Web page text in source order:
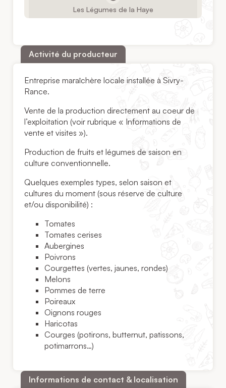
Les Légumes de la Haye
Activité du producteur
Entreprise maraîchère locale installée à Sivry-
Rance.
Vente de la production directement au coeur de
l’exploitation (voir rubrique « Informations de
vente et visites »).
Production de fruits et légumes de saison en
culture conventionnelle.
Quelques exemples types, selon saison et
cultures du moment (sous réserve de culture
et/ou disponibilité) :
Tomates
Tomates cerises
Aubergines
Poivrons
Courgettes (vertes, jaunes, rondes)
Melons
Pommes de terre
Poireaux
Oignons rouges
Haricotas
Courges (potirons, butternut, patissons,
potimarrons…)
Informations de contact & localisation